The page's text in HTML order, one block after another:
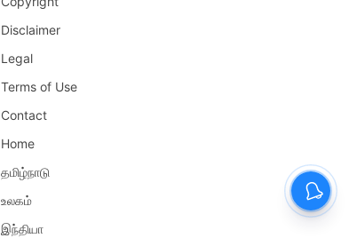
Disclaimer
Legal
Terms of Use
Contact
Home
தமிழ்நாடு
உலகம்
இந்தியா